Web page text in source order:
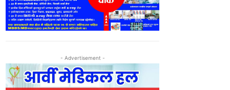
- Advertisement -